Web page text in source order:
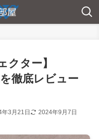
クター】
徹底レビュー
年3月21日 2024年9月7日